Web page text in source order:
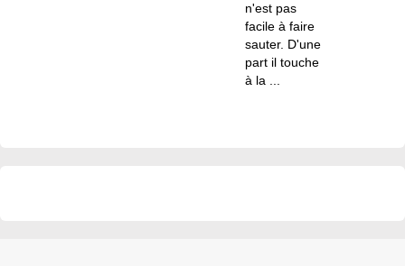
n'est pas
facile à faire
sauter. D'une
part il touche
à la ...